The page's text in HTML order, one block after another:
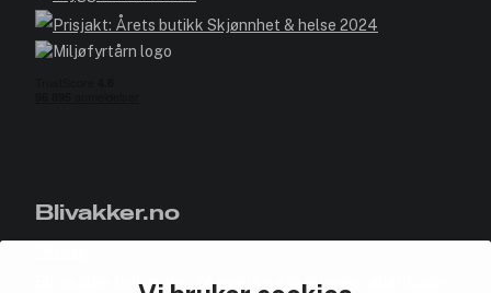
Blivakker.no
Bli medlem helt gratis - få poeng og eksklusive rabattkoder.